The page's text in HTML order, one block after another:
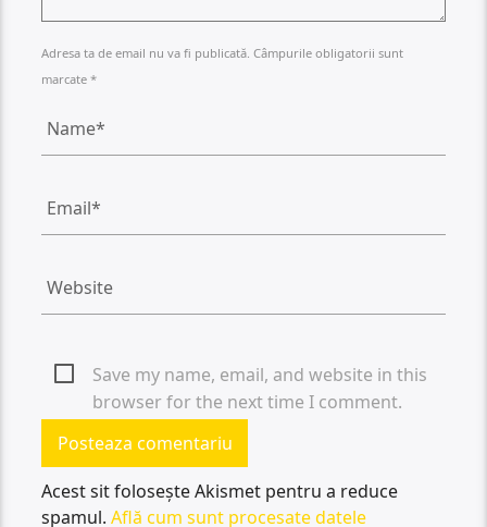
Adresa ta de email nu va fi publicată. Câmpurile obligatorii sunt
marcate *
Save my name, email, and website in this
browser for the next time I comment.
Acest sit folosește Akismet pentru a reduce
spamul.Află cum sunt procesate datele